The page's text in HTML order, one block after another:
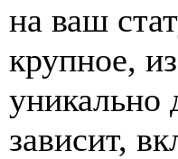
на ваш
крупное,
уникально
зависит,